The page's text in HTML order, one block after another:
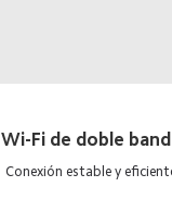
Wi-Fi de doble
Conexión estable y